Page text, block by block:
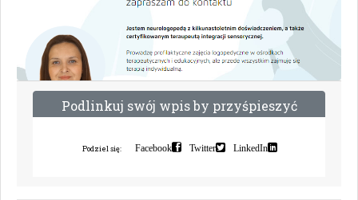
Podlinkuj swój wpisby przyśpieszyć
Podziel się: Facebook Twitter LinkedIn